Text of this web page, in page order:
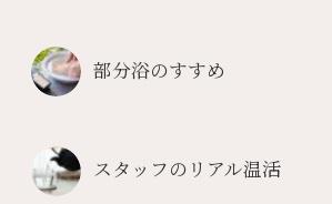
部分浴のすすめ
スタッフのリアル温活